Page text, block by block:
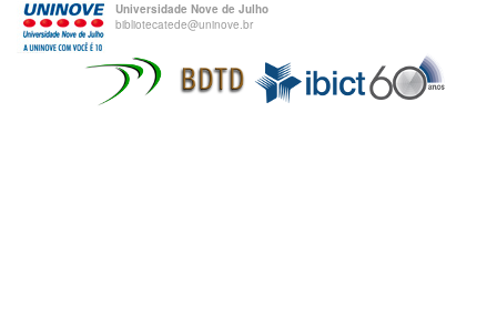
Universidade Nove de Julho
bibliotecatede@uninove.br